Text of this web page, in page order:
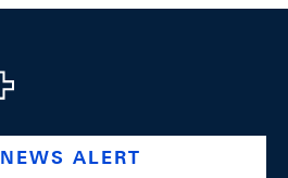
company/swiss-national-
@swissnationalbank
ALERT